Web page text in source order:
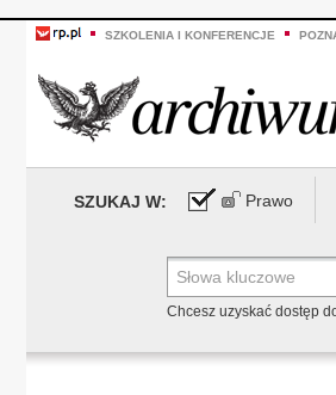
SZKOLENIA I KONFERENCJE
SZUKAJ W: Prawo
Chcesz uzyskać dostęp